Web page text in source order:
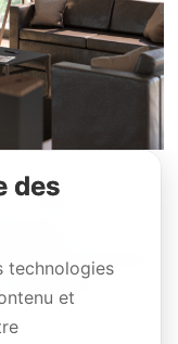
de puissance
Quad-Active
des
technologies
et